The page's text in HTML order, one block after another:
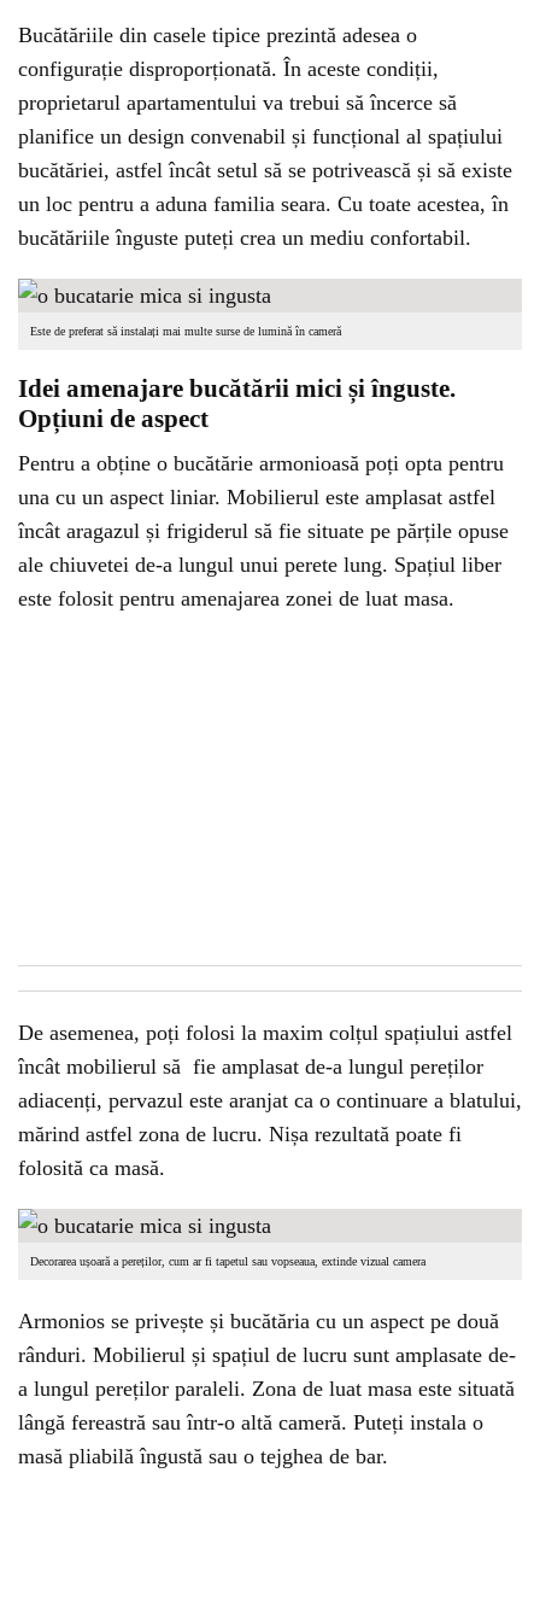
Bucătăriile din casele tipice prezintă adesea o
configurație disproporționată. În aceste condiții,
proprietarul apartamentului va trebui să încerce să
planifice un design convenabil și funcțional al spațiului
bucătăriei, astfel încât setul să se potrivească și să existe
un loc pentru a aduna familia seara. Cu toate acestea, în
bucătăriile înguste puteți crea un mediu confortabil.
Este de preferat să instalați mai multe surse de lumină în cameră
Idei amenajare bucătării mici și înguste.
Opțiuni de aspect
Pentru a obține o bucătărie armonioasă poți opta pentru
una cu un aspect liniar. Mobilierul este amplasat astfel
încât aragazul și frigiderul să fie situate pe părțile opuse
ale chiuvetei de-a lungul unui perete lung. Spațiul liber
este folosit pentru amenajarea zonei de luat masa.
De asemenea, poți folosi la maxim colțul spațiului astfel
încât mobilierul să fie amplasat de-a lungul pereților
adiacenți, pervazul este aranjat ca o continuare a blatului,
mărind astfel zona de lucru. Nișa rezultată poate fi
folosită ca masă.
Decorarea ușoară a pereților, cum ar fi tapetul sau vopseaua, extinde vizual camera
Armonios se privește și bucătăria cu un aspect pe două
rânduri. Mobilierul și spațiul de lucru sunt amplasate de-
a lungul pereților paraleli. Zona de luat masa este situată
lângă fereastră sau într-o altă cameră. Puteți instala o
masă pliabilă îngustă sau o tejghea de bar.